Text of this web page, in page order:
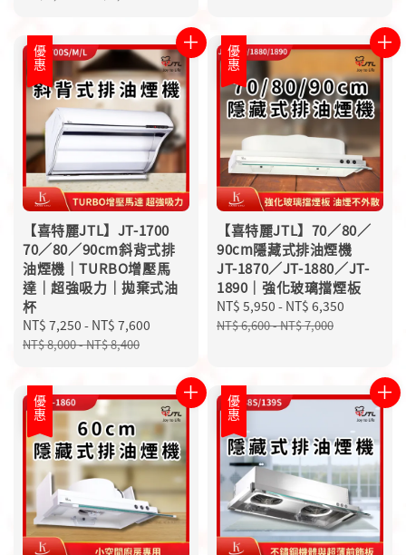
優惠
【喜特麗JTL】JT-1700
70／80／90cm斜背式排
油煙機｜TURBO增壓馬
達｜超強吸力｜拋棄式油
杯
Sale
price
NT$ 7,250 - NT$ 7,600
NT$ 8,000-NT$ 8,400
優惠
【喜特麗JTL】70／80／
90cm隱藏式排油煙機
JT-1870／JT-1880／JT-
1890｜強化玻璃擋煙板
Sale
price
NT$ 5,950 - NT$ 6,350
NT$ 6,600-NT$ 7,000
優惠 優惠